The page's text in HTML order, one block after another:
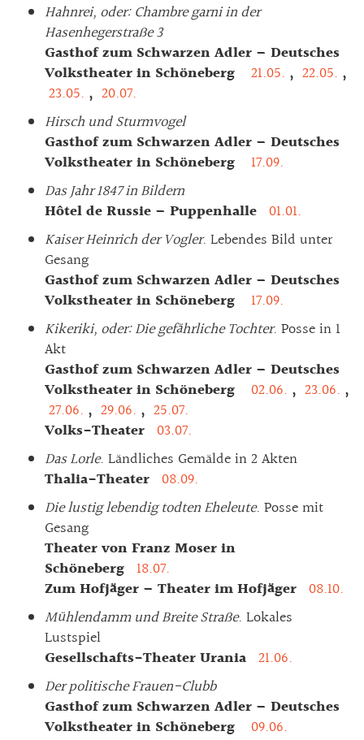
Hahnrei, oder: Chambre garni in der
Hasenhegerstraße 3
Gasthof zum Schwarzen Adler – Deutsches
Volkstheater in Schöneberg
21.05. , 22.05. ,
23.05. , 20.07.
Hirsch und Sturmvogel
Gasthof zum Schwarzen Adler – Deutsches
Volkstheater in Schöneberg
17.09.
Das Jahr 1847 in Bildern
Hôtel de Russie – Puppenhalle 01.01.
Kaiser Heinrich der Vogler. Lebendes Bild unter
Gesang
Gasthof zum Schwarzen Adler – Deutsches
Volkstheater in Schöneberg
17.09.
Kikeriki, oder: Die gefährliche Tochter. Posse in 1
Akt
Gasthof zum Schwarzen Adler – Deutsches
Volkstheater in Schöneberg
02.06. , 23.06. ,
27.06. , 29.06. , 25.07.
Volks-Theater 03.07.
Das Lorle. Ländliches Gemälde in 2 Akten
Thalia-Theater 08.09.
Die lustig lebendig todten Eheleute. Posse mit
Gesang
Theater von Franz Moser in
Schöneberg 18.07.
Zum Hofjäger – Theater im Hofjäger 08.10.
Mühlendamm und Breite Straße. Lokales
Lustspiel
Gesellschafts-Theater Urania 21.06.
Der politische Frauen-Clubb
Gasthof zum Schwarzen Adler – Deutsches
Volkstheater in Schöneberg
09.06.